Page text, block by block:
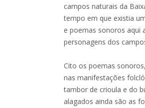
campos naturais da
tempo em que existia
e poemas sonoros aqui
personagens dos
Cito os poemas
nas manifestações
tambor de crioula e do
alagados ainda são as